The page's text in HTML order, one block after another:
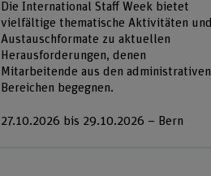
Die International Staff Week bietet
vielfältige thematische Aktivitäten und
Austauschformate zu aktuellen
Herausforderungen, denen
Mitarbeitende aus den administrativen
Bereichen begegnen.
27.10.2026 bis 29.10.2026 – Bern